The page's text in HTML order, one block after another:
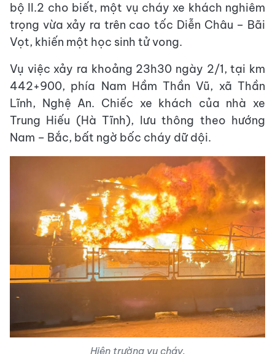
bộ II.2 cho biết, một vụ cháy xe khách nghiêm
trọng vừa xảy ra trên cao tốc Diễn Châu – Bãi
Vọt, khiến một học sinh tử vong.
Vụ việc xảy ra khoảng 23h30 ngày 2/1, tại km
442+900, phía Nam Hầm Thần Vũ, xã Thần
Lĩnh, Nghệ An. Chiếc xe khách của nhà xe
Trung Hiếu (Hà Tĩnh), lưu thông theo hướng
Nam – Bắc, bất ngờ bốc cháy dữ dội.
Hiện trường vụ cháy.